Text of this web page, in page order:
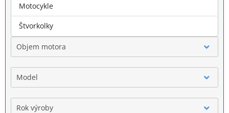
Značka
Objem motora
Model
Rok výroby
Motocykle
Štvorkolky